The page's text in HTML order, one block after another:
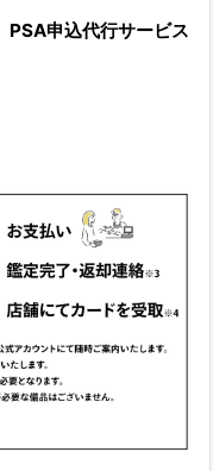
PSA申込代行サービス